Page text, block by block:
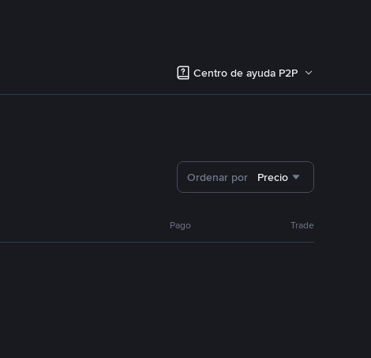
Centro de ayuda P2P
Ordenar por Precio
Pago Trade